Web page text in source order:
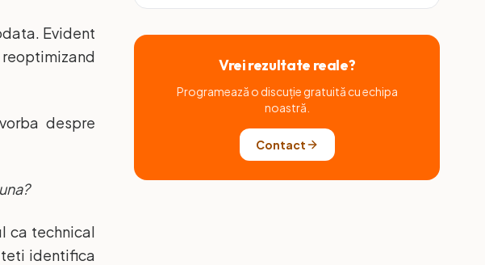
Evident
despre
ca technical
identifica
Vrei rezultate reale?
Programează o discuție gratuită cu echipa
noastră.
Contact